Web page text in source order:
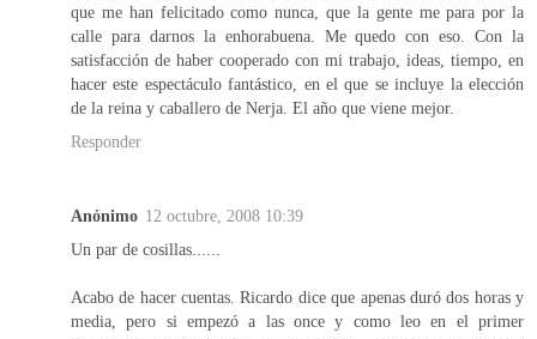
que me han felicitado como nunca, que la gente me para por la
calle para darnos la enhorabuena. Me quedo con eso. Con la
satisfacción de haber cooperado con mi trabajo, ideas, tiempo, en
hacer este espectáculo fantástico, en el que se incluye la elección
de la reina y caballero de Nerja. El año que viene mejor.
Responder
Anónimo 12 octubre, 2008 10:39
Un par de cosillas......
Acabo de hacer cuentas. Ricardo dice que apenas duró dos horas y
media, pero si empezó a las once y como leo en el primer